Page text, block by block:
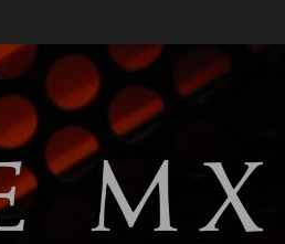
intensas, granizo y calor
extremo para este 7 de
agosto 7, 2026
Internacional
Christopher Landau
desmiente artículo de
Foreign Policy sobre visita a
Islas Salomón